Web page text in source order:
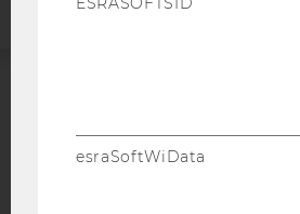
EQUIS AACSB
esraSoftWiData